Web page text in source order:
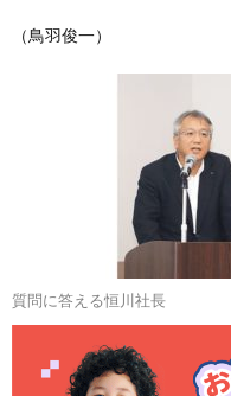
（鳥羽俊一）
質問に答える恒川社長